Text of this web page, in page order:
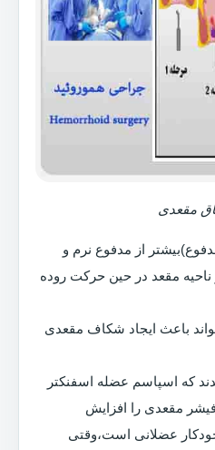
مقعدی
از مدفوع نرم و
مقعد در حین حرکت روده
باعث ایجاد شکاف مقعدی
که اسپاسم عضله اسفنکتر
مقعدی را افزایش
عضلانی است،وقتی